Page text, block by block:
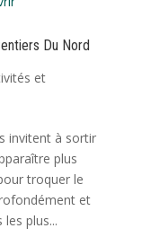
Du Nord
et
invitent à sortir
plus
troquer le
et
plus...